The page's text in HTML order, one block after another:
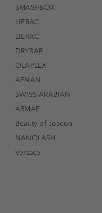
SMASHBOX
LIERAC
LIERAC
DRYBAR
OLAPLEX
AFNAN
SWISS ARABIAN
ARMAF
Beauty of Joseon
NANOLASH
Versace